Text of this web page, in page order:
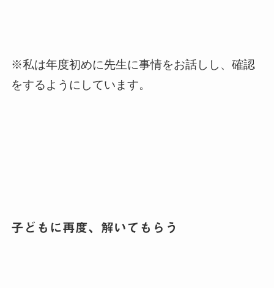
※私は年度初めに先生に事情をお話しし、確認
をするようにしています。
子どもに再度、解いてもらう